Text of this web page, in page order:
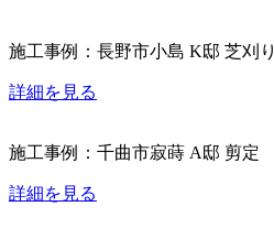
施工事例：長野市小島 K邸 芝刈り
詳細を見る
施工事例：千曲市寂蒔 A邸 剪定
詳細を見る